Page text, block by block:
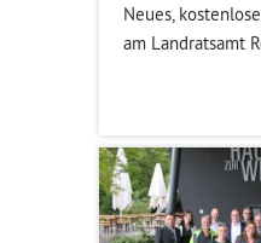
Neues,
am Landratsamt